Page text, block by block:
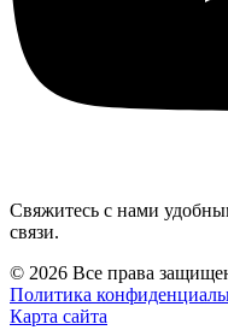
Свяжитесь с нами
связи.
© 2026 Все права
Политика
Карта сайта